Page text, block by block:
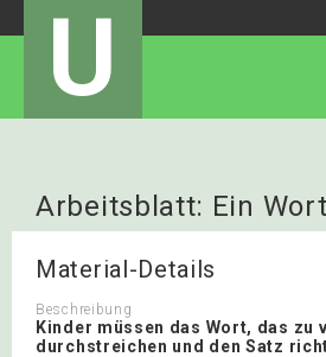
U
Arbeitsblatt: Ein
Material-Details
Beschreibung
Kinder müssen das Wort, das zu
durchstreichen und den Satz